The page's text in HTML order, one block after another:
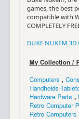
games, the best
compatible with
COMPLETELY
DUKE NUKEM 3D
My Collection /
Computers ,
Handhelds-
Hardware Parts ,
Retro Computer
Retro